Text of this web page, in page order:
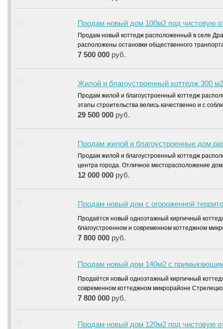
Продам новый дом 100м2 под чистовую
Продам новый коттедж расположенный в селе
расположены остановки общественного
7 500 000 руб.
Жилой и благоустроенный коттедж 300
Продам жилой и благоустроенный коттедж
этапы строительства велись качественно и с
29 500 000 руб.
Продам жилой и благоустроенные дом
Продам жилой и благоустроенный коттедж
центра города. Отличное месторасположение
12 000 000 руб.
Продам новый дом с огороженной
Продаётся новый одноэтажный кирпичный
благоустроенном и современном коттеджном
7 800 000 руб.
Продам новый дом 140м2 с
Продаётся новый одноэтажный кирпичный
современном коттеджном микрорайоне
7 800 000 руб.
Продам новый дом 120м2 под чистовую